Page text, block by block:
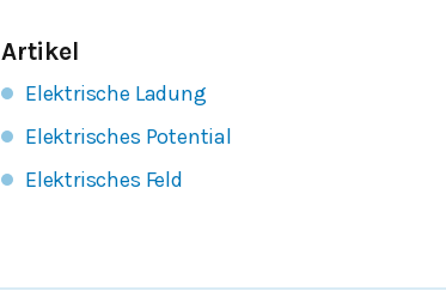
Artikel
Elektrische Ladung
Elektrisches Potential
Elektrisches Feld